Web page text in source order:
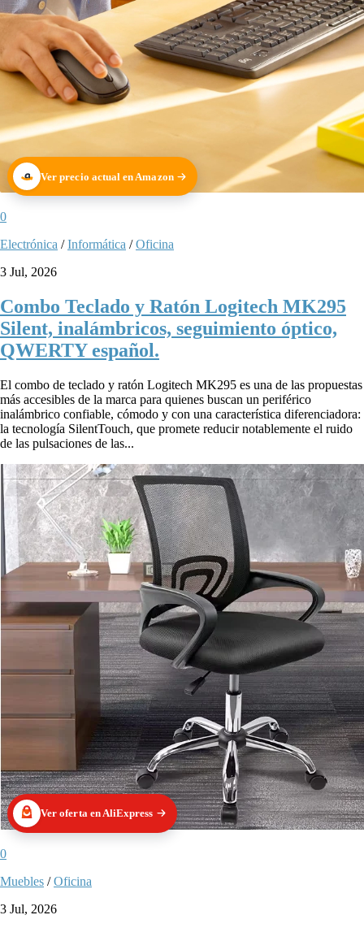
Ver precio actual en Amazon
0
Electrónica /Informática /Oficina
3 Jul, 2026
Combo Teclado y Ratón Logitech MK295
Silent, inalámbricos, seguimiento óptico,
QWERTY español.
El combo de teclado y ratón Logitech MK295 es una de las propuestas
más accesibles de la marca para quienes buscan un periférico
inalámbrico confiable, cómodo y con una característica diferenciadora:
la tecnología SilentTouch, que promete reducir notablemente el ruido
de las pulsaciones de las...
Ver oferta en AliExpress
0
Muebles /Oficina
3 Jul, 2026